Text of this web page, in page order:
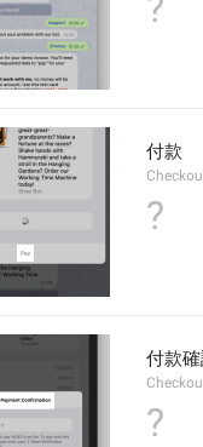
付款
?
付款
?